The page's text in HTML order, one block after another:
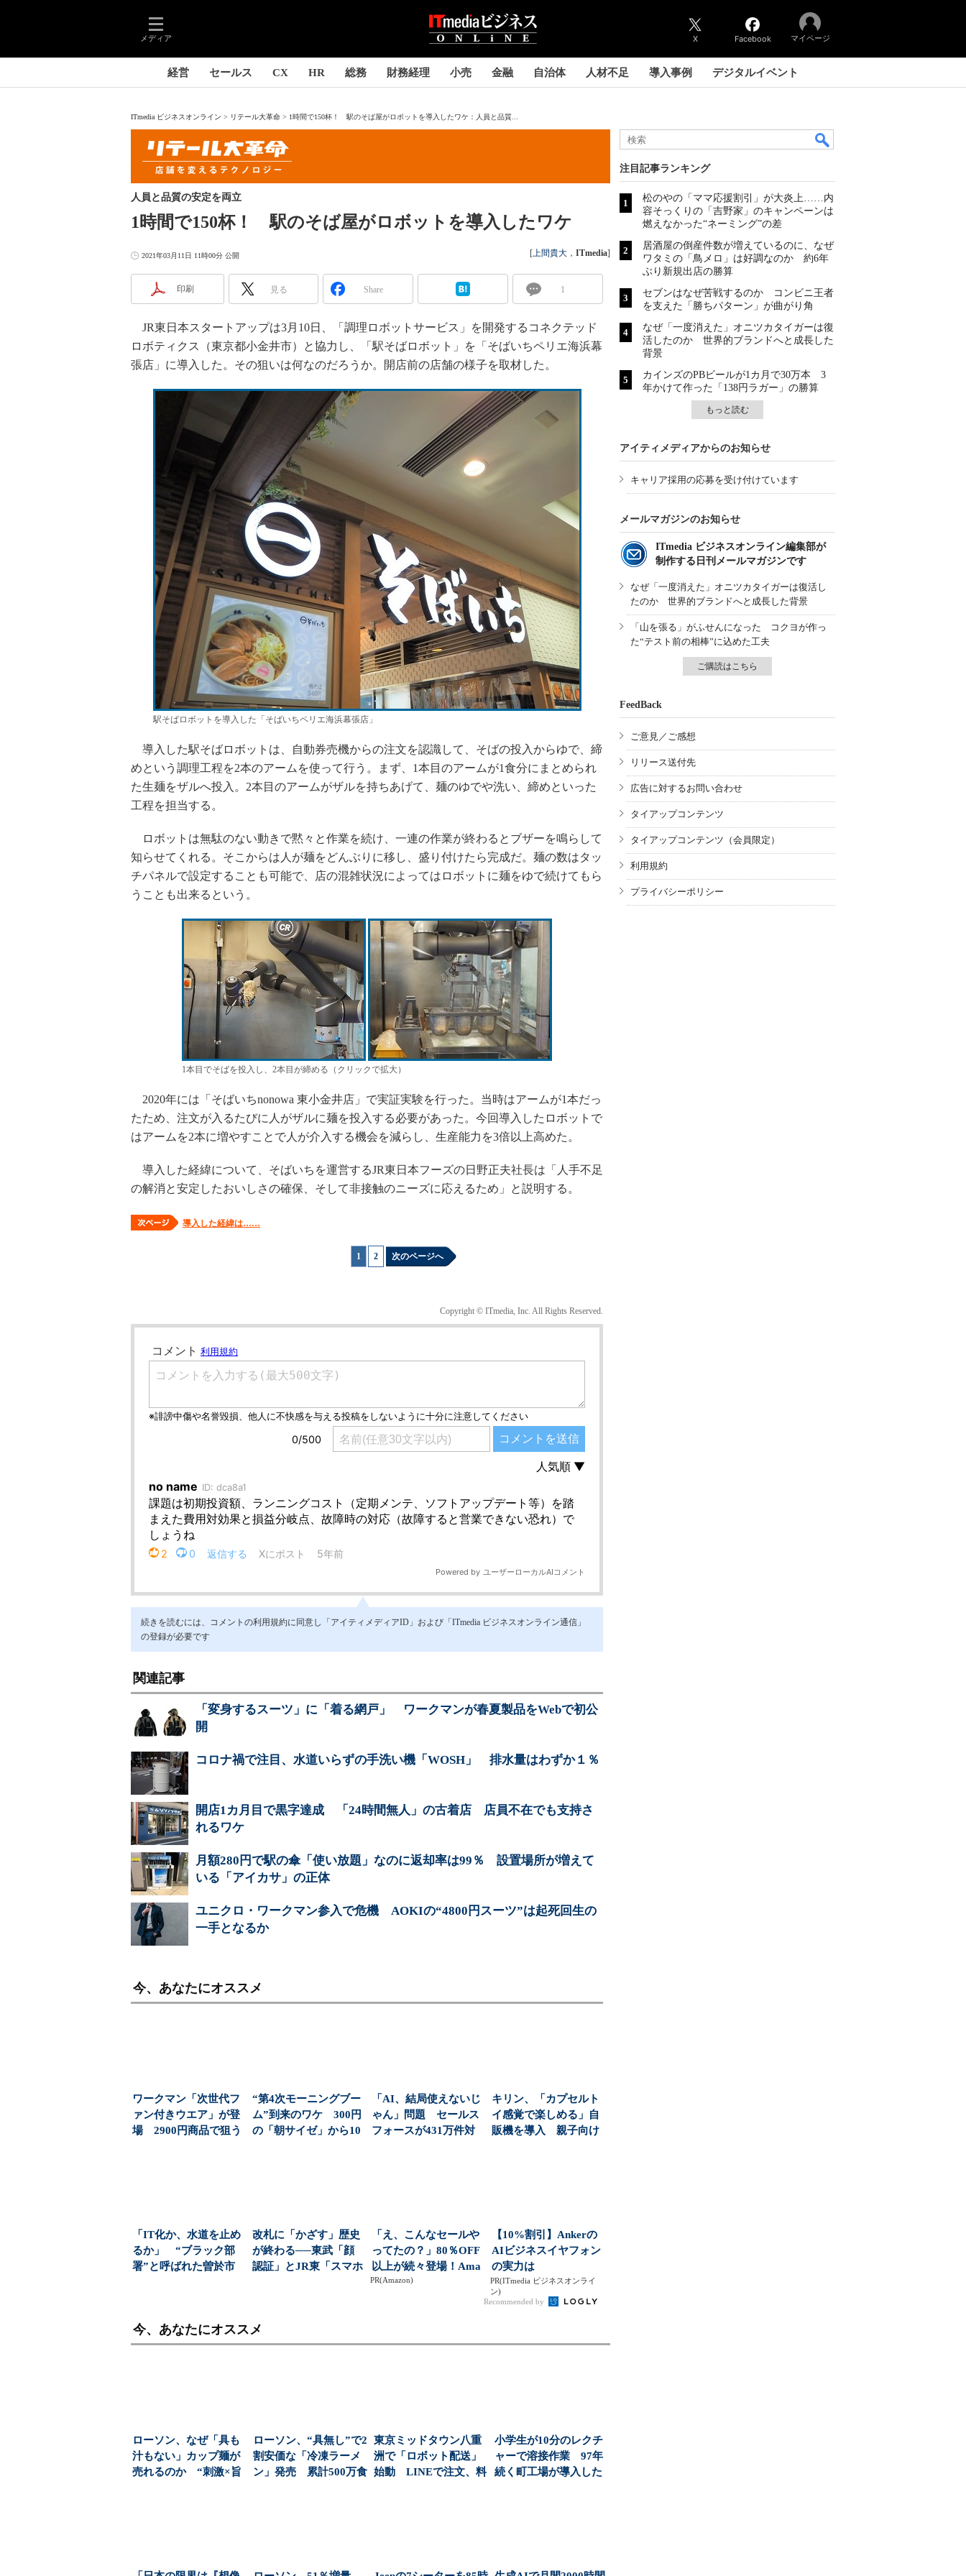
メディア X Facebook マイページ
経営 セールス CX HR 総務 財務経理 小売 金融 自治体 人材不足 導入事例 デジタルイベント
ITmedia ビジネスオンライン リテール大革命 1時間で150杯！ 駅のそば屋がロボットを導入したワケ：人員と品質...
1時間で150杯！ 駅のそば屋がロボットを導入したワケ
人員と品質の安定を両立
2021年03月11日 11時00分 公開 [上間貴大 ， ITmedia]
印刷 見る Share 1
JR東日本スタートアップは3月10日、「調理ロボットサービス」を開発するコネクテッド
ロボティクス（東京都小金井市）と協力し、「駅そばロボット」を「そばいちペリエ海浜幕
張店」に導入した。その狙いは何なのだろうか。開店前の店舗の様子を取材した。
駅そばロボットを導入した「そばいちペリエ海浜幕張店」
導入した駅そばロボットは、自動券売機からの注文を認識して、そばの投入からゆで、締
めという調理工程を2本のアームを使って行う。まず、1本目のアームが1食分にまとめられ
た生麺をザルへ投入。2本目のアームがザルを持ちあげて、麺のゆでや洗い、締めといった
工程を担当する。
ロボットは無駄のない動きで黙々と作業を続け、一連の作業が終わるとブザーを鳴らして
知らせてくれる。そこからは人が麺をどんぶりに移し、盛り付けたら完成だ。麺の数はタッ
チパネルで設定することも可能で、店の混雑状況によってはロボットに麺をゆで続けてもら
うことも出来るという。
1本目でそばを投入し、2本目が締める（クリックで拡大）
2020年には「そばいちnonowa 東小金井店」で実証実験を行った。当時はアームが1本だっ
たため、注文が入るたびに人がザルに麺を投入する必要があった。今回導入したロボットで
はアームを2本に増やすことで人が介入する機会を減らし、生産能力を3倍以上高めた。
導入した経緯について、そばいちを運営するJR東日本フーズの日野正夫社長は「人手不足
の解消と安定したおいしさの確保、そして非接触のニーズに応えるため」と説明する。
導入した経緯は……
1 2 次のページへ
Copyright © ITmedia, Inc. All Rights Reserved.
続きを読むには、コメントの利用規約に同意し「アイティメディアID」および「ITmedia ビジネスオンライン通信」
の登録が必要です
関連記事
「変身するスーツ」に「着る網戸」 ワークマンが春夏製品をWebで初公
開
コロナ禍で注目、水道いらずの手洗い機「WOSH」 排水量はわずか１％
開店1カ月目で黒字達成 「24時間無人」の古着店 店員不在でも支持さ
れるワケ
月額280円で駅の傘「使い放題」なのに返却率は99％ 設置場所が増えて
いる「アイカサ」の正体
ユニクロ・ワークマン参入で危機 AOKIの“4800円スーツ”は起死回生の
一手となるか
今、あなたにオススメ
ワークマン「次世代フ
ァン付きウエア」が登
場 2900円商品で狙う
“第4次モーニングブー
ム”到来のワケ 300円
の「朝サイゼ」から10
「AI、結局使えないじ
ゃん」問題 セールス
フォースが431万件対
キリン、「カプセルト
イ感覚で楽しめる」自
販機を導入 親子向け
「IT化か、水道を止め
るか」 “ブラック部
署”と呼ばれた曽於市
改札に「かざす」歴史
が終わる──東武「顔
認証」とJR東「スマホ
「え、こんなセールや
ってたの？」80％OFF
以上が続々登場！Ama
zonの本気が...
PR(Amazon)
【10%割引】Ankerの
AIビジネスイヤフォン
の実力は
PR(ITmedia ビジネスオンライ
ン)
Recommended by
今、あなたにオススメ
ローソン、なぜ「具も
汁もない」カップ麺が
売れるのか “刺激×旨
ローソン、“具無し”で2
割安価な「冷凍ラーメ
ン」発売 累計500万食
東京ミッドタウン八重
洲で「ロボット配送」
始動 LINEで注文、料
小学生が10分のレクチ
ャーで溶接作業 97年
続く町工場が導入した
注目記事ランキング
松のやの「ママ応援割引」が大炎上……内
容そっくりの「吉野家」のキャンペーンは
燃えなかった“ネーミング”の差
居酒屋の倒産件数が増えているのに、なぜ
ワタミの「鳥メロ」は好調なのか 約6年
ぶり新規出店の勝算
セブンはなぜ苦戦するのか コンビニ王者
を支えた「勝ちパターン」が曲がり角
なぜ「一度消えた」オニツカタイガーは復
活したのか 世界的ブランドへと成長した
背景
カインズのPBビールが1カ月で30万本 3
年かけて作った「138円ラガー」の勝算
もっと読む
アイティメディアからのお知らせ
キャリア採用の応募を受け付けています
メールマガジンのお知らせ
ITmedia ビジネスオンライン編集部が
制作する日刊メールマガジンです
なぜ「一度消えた」オニツカタイガーは復活し
たのか 世界的ブランドへと成長した背景
「山を張る」がふせんになった コクヨが作っ
た“テスト前の相棒”に込めた工夫
ご購読はこちら
FeedBack
ご意見／ご感想
リリース送付先
広告に対するお問い合わせ
タイアップコンテンツ
タイアップコンテンツ（会員限定）
利用規約
プライバシーポリシー